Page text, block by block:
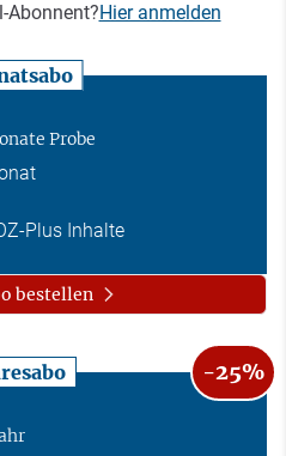
Abonnent?Hier anmelden
Probe
Plus Inhalte
bestellen
-25%